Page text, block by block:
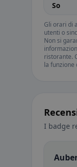
So
Gli orari di
utenti o
Non si
ristorante.
la funzione
I badge